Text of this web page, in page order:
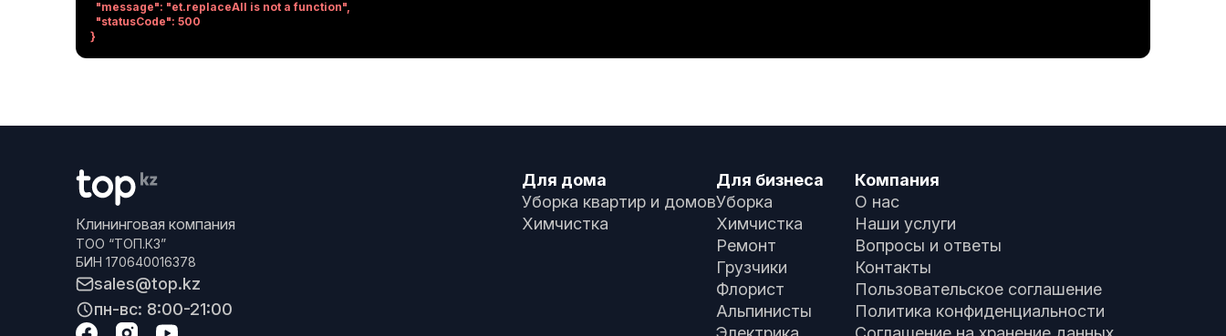
}
Клининговая компания
ТОО “ТОП.КЗ”
БИН 170640016378
sales@top.kz
пн-вс: 8:00-21:00
Для дома
Уборка квартир и домов
Химчистка
Для бизнеса
Уборка
Химчистка
Ремонт
Грузчики
Флорист
Альпинисты
Компания
О нас
Наши услуги
Вопросы и ответы
Контакты
Пользовательское соглашение
Политика конфиденциальности